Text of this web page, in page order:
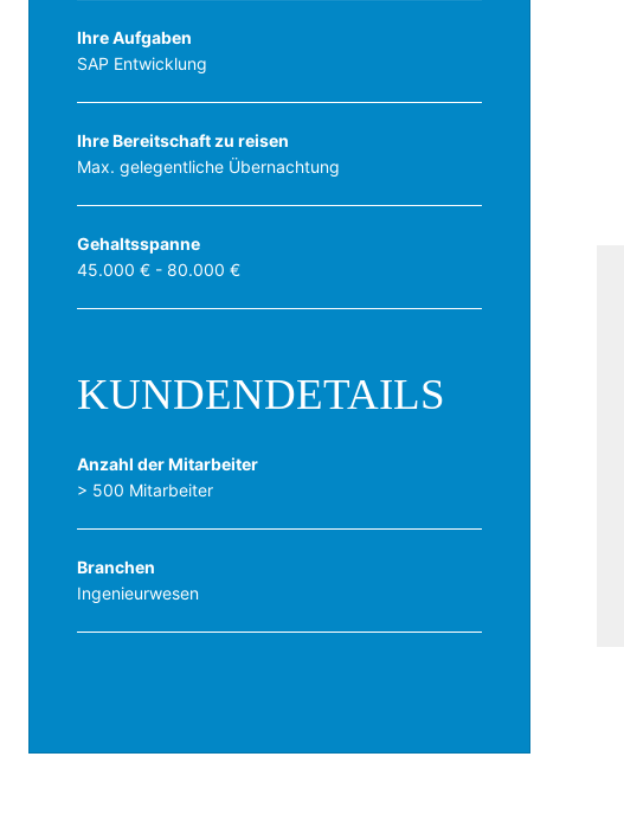
Ihre Aufgaben
SAP Entwicklung
Ihre Bereitschaft zu reisen
Max. gelegentliche Übernachtung
Gehaltsspanne
45.000 € - 80.000 €
KUNDENDETAILS
Anzahl der Mitarbeiter
> 500 Mitarbeiter
Branchen
Ingenieurwesen